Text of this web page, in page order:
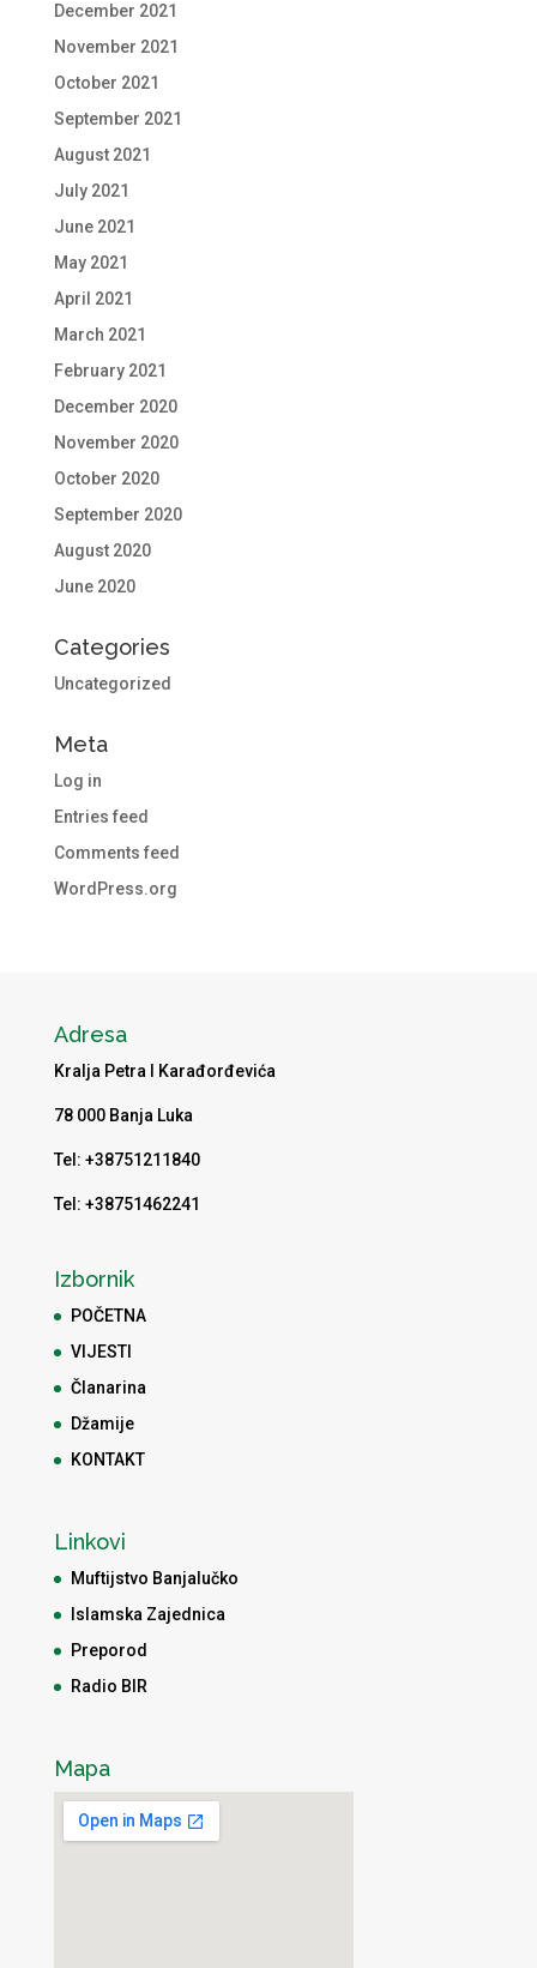
December 2021
November 2021
October 2021
September 2021
August 2021
July 2021
June 2021
May 2021
April 2021
March 2021
February 2021
December 2020
November 2020
October 2020
September 2020
August 2020
June 2020
Categories
Uncategorized
Meta
Log in
Entries feed
Comments feed
WordPress.org
Adresa
Kralja Petra I Karađorđevića
78 000 Banja Luka
Tel: +38751211840
Tel: +38751462241
Izbornik
POČETNA
VIJESTI
Članarina
Džamije
KONTAKT
Linkovi
Muftijstvo Banjalučko
Islamska Zajednica
Preporod
Radio BIR
Mapa